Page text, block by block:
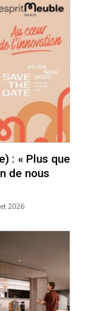
: « Plus que
de nous
2026